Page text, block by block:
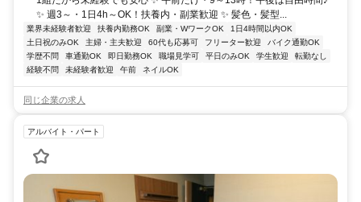
✨ 週3～・1日4h～OK！扶養内・副業歓迎 ✨ 髪色・髪型...
業界未経験者歓迎 扶養内勤務OK 副業・WワークOK
1日4時間以内OK
土日祝のみOK
主婦・主夫歓迎 60代も応募可 フリーター歓迎
バイク通勤OK
学歴不問
車通勤OK 即日勤務OK 職場見学可 平日のみOK 学生歓迎
転勤なし
経験不問
未経験者歓迎 午前 ネイルOK
同じ企業の求人
アルバイト・パート